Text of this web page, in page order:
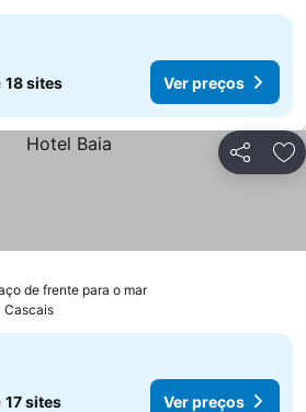
18 sites Ver preços
Partilhar
de frente para o mar
Cascais
17 sites Ver preços